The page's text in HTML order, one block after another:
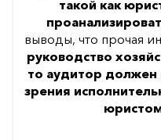
такой как
выводы, что прочая
руководство
то аудитор
зрения